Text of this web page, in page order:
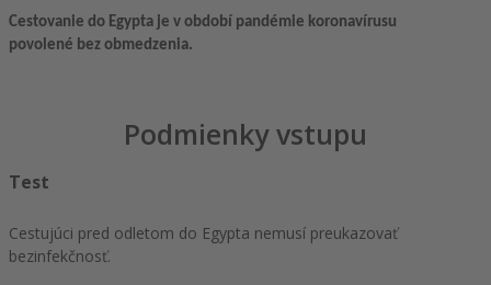
Cestovanie do Egypta je v období pandémie koronavírusu
povolené bez obmedzenia.
Podmienky vstupu
Test
Cestujúci pred odletom do Egypta nemusí preukazovať
bezinfekčnosť.